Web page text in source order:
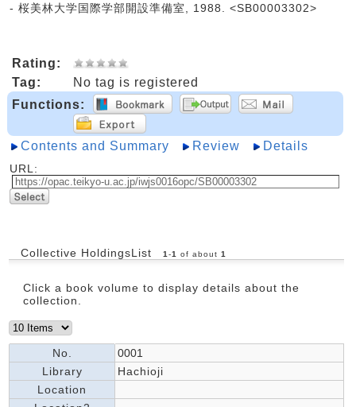
- 桜美林大学国際学部開設準備室, 1988. <SB00003302>
Rating:
Tag:
No tag is registered
Functions:
Contents and Summary Review Details
URL:
Collective HoldingsList 1 -1 of about 1
Click a book volume to display details about the
collection.
No.
0001
Library
Hachioji
Location